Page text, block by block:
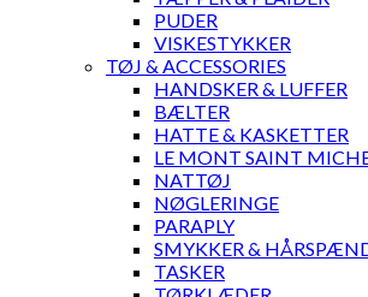
PUDER
VISKESTYKKER
TØJ & ACCESSORIES
HANDSKER & LUFFER
BÆLTER
HATTE & KASKETTER
LE MONT SAINT
NATTØJ
NØGLERINGE
PARAPLY
SMYKKER &
TASKER